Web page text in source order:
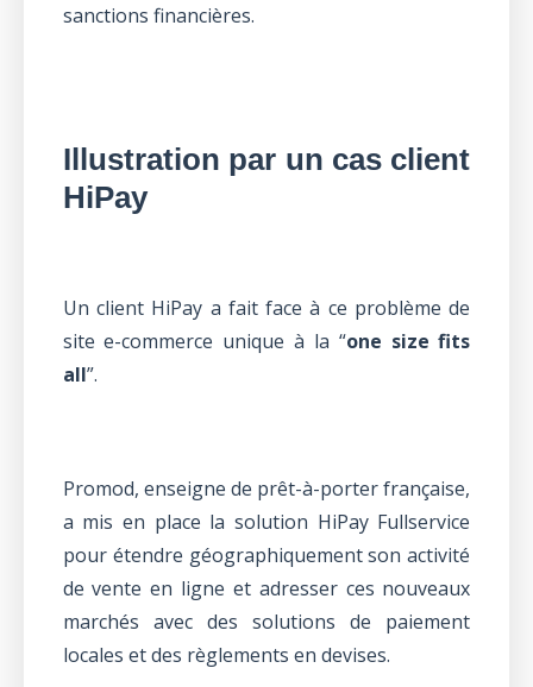
sanctions financières.
Illustration par un cas client
HiPay
Un client HiPay a fait face à ce problème de
site e-commerce unique à la “one size fits
all”.
Promod, enseigne de prêt-à-porter française,
a mis en place la solution HiPay Fullservice
pour étendre géographiquement son activité
de vente en ligne et adresser ces nouveaux
marchés avec des solutions de paiement
locales et des règlements en devises.